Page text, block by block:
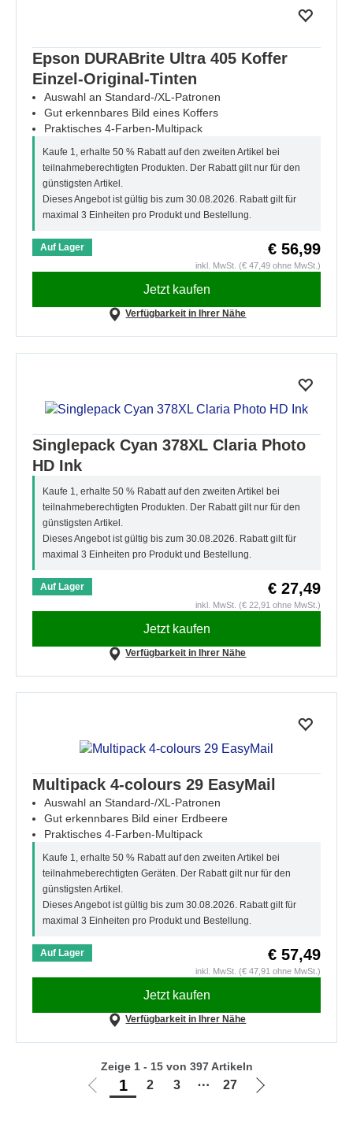
Epson DURABrite Ultra 405 Koffer
Einzel-Original-Tinten
Auswahl an Standard-/XL-Patronen
Gut erkennbares Bild eines Koffers
Praktisches 4-Farben-Multipack
Kaufe 1, erhalte 50 % Rabatt auf den zweiten Artikel bei
teilnahmeberechtigten Produkten. Der Rabatt gilt nur für den
günstigsten Artikel.
Dieses Angebot ist gültig bis zum 30.08.2026. Rabatt gilt für
maximal 3 Einheiten pro Produkt und Bestellung.
Auf Lager € 56,99
inkl. MwSt. (€ 47,49 ohne MwSt.)
Jetzt kaufen
Verfügbarkeit in Ihrer Nähe
Singlepack Cyan 378XL Claria Photo
HD Ink
Kaufe 1, erhalte 50 % Rabatt auf den zweiten Artikel bei
teilnahmeberechtigten Produkten. Der Rabatt gilt nur für den
günstigsten Artikel.
Dieses Angebot ist gültig bis zum 30.08.2026. Rabatt gilt für
maximal 3 Einheiten pro Produkt und Bestellung.
Auf Lager € 27,49
inkl. MwSt. (€ 22,91 ohne MwSt.)
Jetzt kaufen
Verfügbarkeit in Ihrer Nähe
Multipack 4-colours 29 EasyMail
Auswahl an Standard-/XL-Patronen
Gut erkennbares Bild einer Erdbeere
Praktisches 4-Farben-Multipack
Kaufe 1, erhalte 50 % Rabatt auf den zweiten Artikel bei
teilnahmeberechtigten Geräten. Der Rabatt gilt nur für den
günstigsten Artikel.
Dieses Angebot ist gültig bis zum 30.08.2026. Rabatt gilt für
maximal 3 Einheiten pro Produkt und Bestellung.
Auf Lager € 57,49
inkl. MwSt. (€ 47,91 ohne MwSt.)
Jetzt kaufen
Verfügbarkeit in Ihrer Nähe
Zur
1 2 3 ⋯ 27
Zur
Zeige 1 - 15 von 397 Artikeln